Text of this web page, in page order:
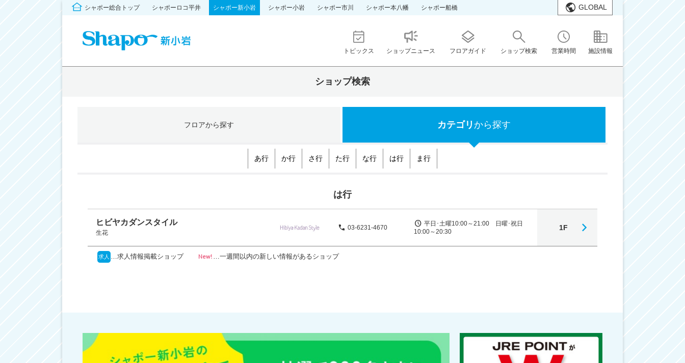
シャポー総合トップ シャポーロコ平井 シャポー新小岩 シャポー小岩 シャポー市川 シャポー本八幡 シャポー船橋 GLOBAL
トピックス ショップニュース フロアガイド ショップ検索 営業時間 施設情報
ショップ検索
フロアから探す カテゴリ から探す
あ行 か行 さ行 た行 な行 は行 ま行
は行
ヒビヤカダンスタイル
生花
03-6231-4670
平日･土曜10:00～21:00 日曜･祝日
10:00～20:30
1F
求人 …求人情報掲載ショップ New! …一週間以内の新しい情報があるショップ